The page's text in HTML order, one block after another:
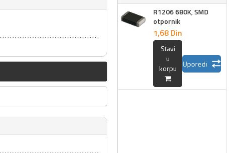
R1206 680K, SMD
otpornik
1,68 Din
Stavi
u
korpu
Uporedi